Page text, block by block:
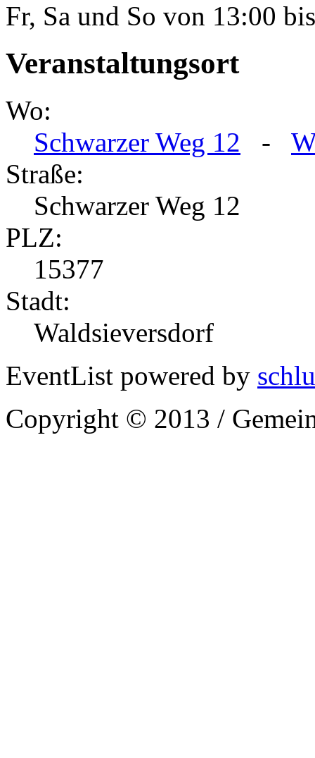
Fr, Sa und So von 13:00
Veranstaltungsort
Wo:
Schwarzer Weg 12 -
Straße:
Schwarzer Weg 12
PLZ:
15377
Stadt:
Waldsieversdorf
EventList powered by
Copyright © 2013 /